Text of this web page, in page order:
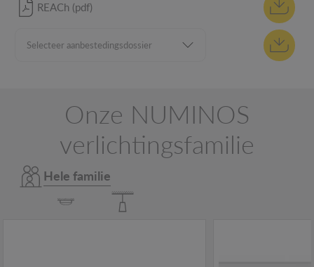
REACh (pdf)
Onze NUMINOS
verlichtingsfamilie
Hele familie